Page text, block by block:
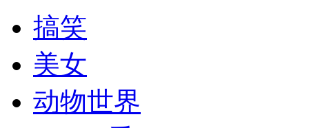
走！跟着总书记去植树
消防员救轻生者 花炮节热闹非凡
搞笑
美女
动物世界